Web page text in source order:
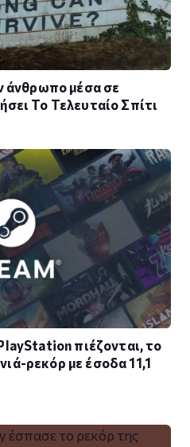
άνθρωπο μέσα σε
Το Τελευταίο Σπίτι
πιέζονται, το
ρεκόρ με έσοδα 11,1